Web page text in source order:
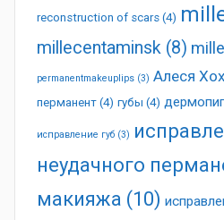
reconstruction of scars (4)
millecentaminsk (8)
permanentmakeuplips (3) Алеся
перманент (4) губы (4)
исправление губ (3)
неудачного
макияжа (10)